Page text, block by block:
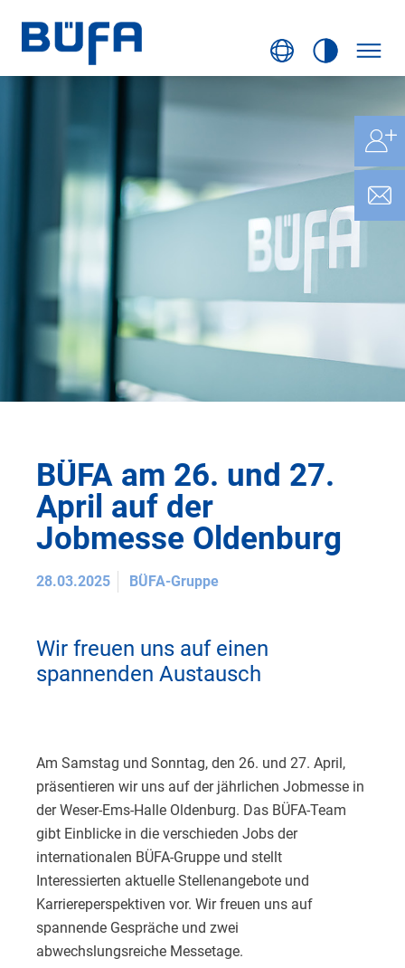
BÜFA am 26. und 27.
April auf der
Jobmesse Oldenburg
28.03.2025 BÜFA-Gruppe
Wir freuen uns auf einen
spannenden Austausch
Am Samstag und Sonntag, den 26. und 27. April,
präsentieren wir uns auf der jährlichen Jobmesse in
der Weser-Ems-Halle Oldenburg. Das BÜFA-Team
gibt Einblicke in die verschieden Jobs der
internationalen BÜFA-Gruppe und stellt
Interessierten aktuelle Stellenangebote und
Karriereperspektiven vor. Wir freuen uns auf
spannende Gespräche und zwei
abwechslungsreiche Messetage.